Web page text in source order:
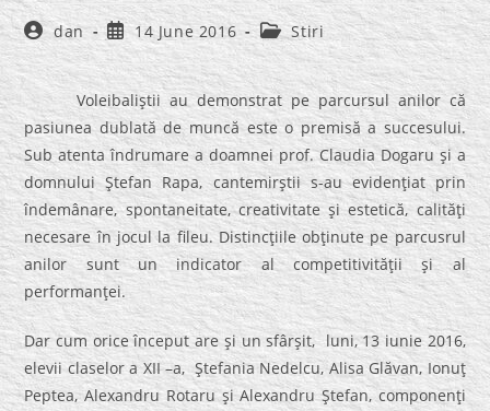
Post
author:
dan
Post
published:
14 June 2016
Post
category:
Stiri
Voleibaliştii au demonstrat pe parcursul anilor că
pasiunea dublată de muncă este o premisă a succesului.
Sub atenta îndrumare a doamnei prof. Claudia Dogaru şi a
domnului Ştefan Rapa, cantemirştii s-au evidenţiat prin
îndemânare, spontaneitate, creativitate şi estetică, calităţi
necesare în jocul la fileu. Distincţiile obţinute pe parcusrul
anilor sunt un indicator al competitivităţii şi al
performanţei.
Dar cum orice început are şi un sfârşit, luni, 13 iunie 2016,
elevii claselor a XII –a, Ştefania Nedelcu, Alisa Glăvan, Ionuţ
Peptea, Alexandru Rotaru şi Alexandru Ştefan, componenţi